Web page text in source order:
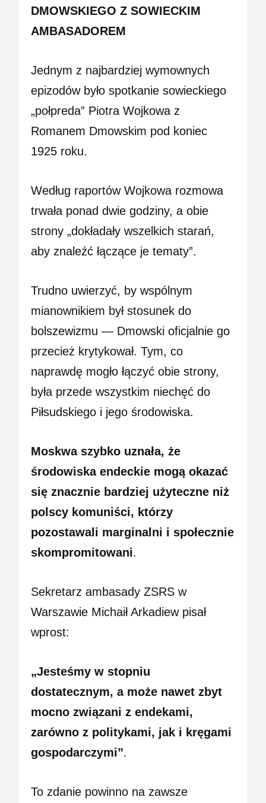
DMOWSKIEGO Z SOWIECKIM
AMBASADOREM
Jednym z najbardziej wymownych
epizodów było spotkanie sowieckiego
„połpreda” Piotra Wojkowa z
Romanem Dmowskim pod koniec
1925 roku.
Według raportów Wojkowa rozmowa
trwała ponad dwie godziny, a obie
strony „dokładały wszelkich starań,
aby znaleźć łączące je tematy”.
Trudno uwierzyć, by wspólnym
mianownikiem był stosunek do
bolszewizmu — Dmowski oficjalnie go
przecież krytykował. Tym, co
naprawdę mogło łączyć obie strony,
była przede wszystkim niechęć do
Piłsudskiego i jego środowiska.
Moskwa szybko uznała, że
środowiska endeckie mogą okazać
się znacznie bardziej użyteczne niż
polscy komuniści, którzy
pozostawali marginalni i społecznie
skompromitowani.
Sekretarz ambasady ZSRS w
Warszawie Michaił Arkadiew pisał
wprost:
„Jesteśmy w stopniu
dostatecznym, a może nawet zbyt
mocno związani z endekami,
zarówno z politykami, jak i kręgami
gospodarczymi”.
To zdanie powinno na zawsze